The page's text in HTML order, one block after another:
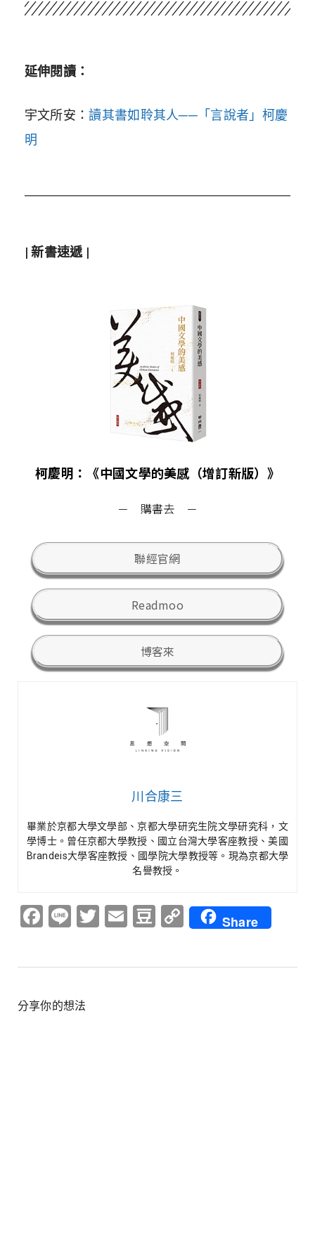
延伸閱讀：
宇文所安：讀其書如聆其人──「言說者」柯慶
明
| 新書速遞 |
柯慶明：《中國文學的美感（增訂新版）》
－ 購書去 －
聯經官網
Readmoo
博客來
川合康三
畢業於京都大學文學部、京都大學研究生院文學研究科，文
學博士。曾任京都大學教授、國立台灣大學客座教授、美國
Brandeis大學客座教授、國學院大學教授等。現為京都大學
名譽教授。
Facebook
LineTwitter
EmailDouban
CopyShare
分享你的想法